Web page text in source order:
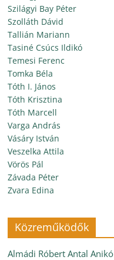
Szilágyi Bay Péter
Szolláth Dávid
Tallián Mariann
Tasiné Csúcs Ildikó
Temesi Ferenc
Tomka Béla
Tóth I. János
Tóth Krisztina
Tóth Marcell
Varga András
Vásáry István
Veszelka Attila
Vörös Pál
Závada Péter
Zvara Edina
Közreműködők
Almádi Róbert Antal Anikó